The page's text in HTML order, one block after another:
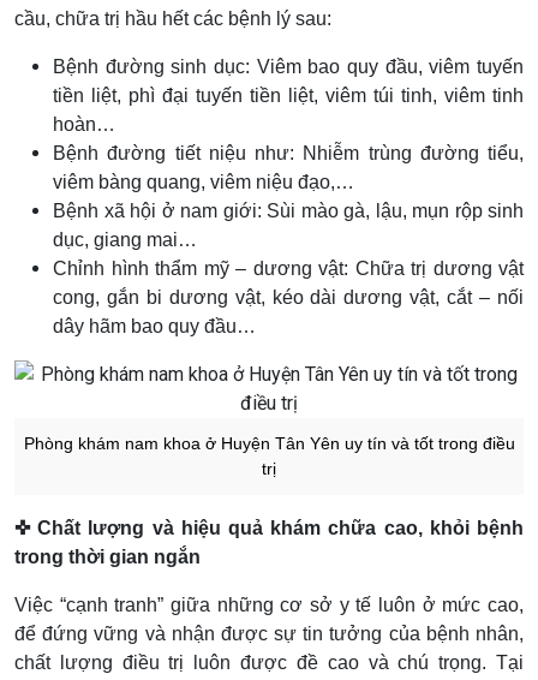
cầu, chữa trị hầu hết các bệnh lý sau:
Bệnh đường sinh dục: Viêm bao quy đầu, viêm tuyến
tiền liệt, phì đại tuyến tiền liệt, viêm túi tinh, viêm tinh
hoàn…
Bệnh đường tiết niệu như: Nhiễm trùng đường tiểu,
viêm bàng quang, viêm niệu đạo,…
Bệnh xã hội ở nam giới: Sùi mào gà, lậu, mụn rộp sinh
dục, giang mai…
Chỉnh hình thẩm mỹ – dương vật: Chữa trị dương vật
cong, gắn bi dương vật, kéo dài dương vật, cắt – nối
dây hãm bao quy đầu…
Phòng khám nam khoa ở Huyện Tân Yên uy tín và tốt trong điều
trị
✜ Chất lượng và hiệu quả khám chữa cao, khỏi bệnh
trong thời gian ngắn
Việc “cạnh tranh” giữa những cơ sở y tế luôn ở mức cao,
để đứng vững và nhận được sự tin tưởng của bệnh nhân,
chất lượng điều trị luôn được đề cao và chú trọng. Tại